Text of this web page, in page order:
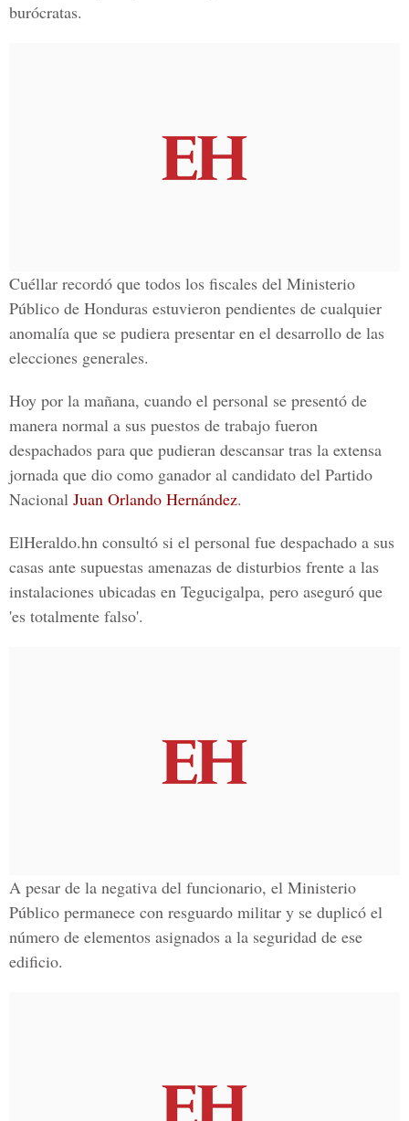
burócratas.
Cuéllar recordó que todos los fiscales del Ministerio
Público de Honduras estuvieron pendientes de cualquier
anomalía que se pudiera presentar en el desarrollo de las
elecciones generales.
Hoy por la mañana, cuando el personal se presentó de
manera normal a sus puestos de trabajo fueron
despachados para que pudieran descansar tras la extensa
jornada que dio como ganador al candidato del Partido
Nacional Juan Orlando Hernández.
ElHeraldo.hn consultó si el personal fue despachado a sus
casas ante supuestas amenazas de disturbios frente a las
instalaciones ubicadas en Tegucigalpa, pero aseguró que
'es totalmente falso'.
A pesar de la negativa del funcionario, el Ministerio
Público permanece con resguardo militar y se duplicó el
número de elementos asignados a la seguridad de ese
edificio.